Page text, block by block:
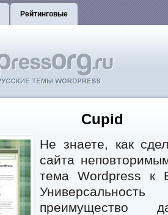
Рейтинговые
Cupid
Не знаете, как
сайта
тема Wordpress к
преимущество